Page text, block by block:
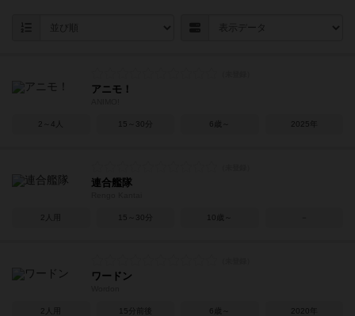
アニモ！
2～4人 15～30分 6歳～ 2025年
連合艦隊
2人用 15～30分 10歳～
ワードン
2人用 15分前後 6歳～ 2020年